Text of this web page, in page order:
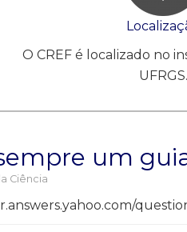
O CREF é localizado no
UFRGS.
um
Ciência